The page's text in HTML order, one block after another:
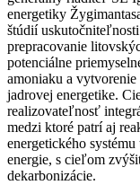
energetiky
štúdií
prepracovanie
potenciálne
amoniaku a
jadrovej energetike.
realizovateľnosť
medzi ktoré patrí aj
energetického
energie, s cieľom
dekarbonizácie.